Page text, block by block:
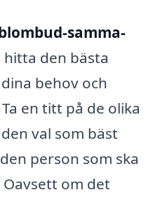
samma-
den bästa
behov och
en titt på de olika
val som bäst
person som ska
om det